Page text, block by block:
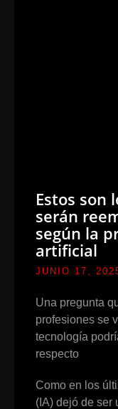
Estos son
serán
según la
artificial
JUNIO 17,
Una pregunta
profesiones se
tecnología
respecto
Como en los
(IA) dejó de ser